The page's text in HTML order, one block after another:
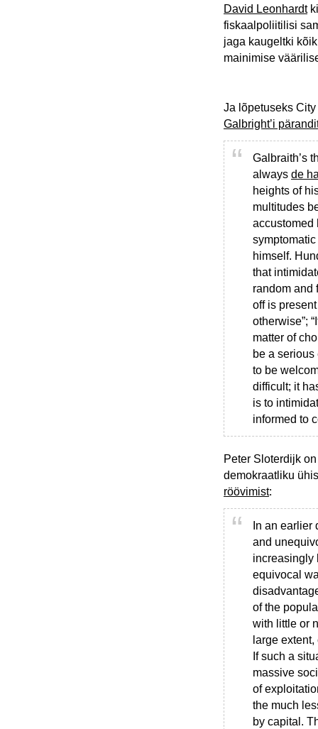
David Leonhardt
fiskaalpoliitilisi
jaga kaugeltki
mainimise
Ja lõpetuseks
Galbright’i
Galbraith’s
always de
heights of
multitudes
accustomed
himself.
that
random and
off is
otherwise”;
matter of
be a serious
to be
difficult; it
is to
informed to
Peter Sloterdijk
demokraatliku
röövimist:
In an earlier
and
increasingly
equivocal
of the
with little or
large
If such a
massive
of
the much
by capital.